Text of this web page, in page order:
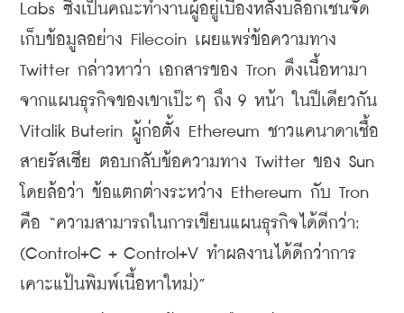
Labs ซึ่งเป็นคณะทำงานผู้อยู่เบื้องหลังบล็อกเชนจัด
เก็บข้อมูลอย่าง Filecoin เผยแพร่ข้อความทาง
Twitter กล่าวหาว่า เอกสารของ Tron ดึงเนื้อหามา
จากแผนธุรกิจของเขาเป๊ะๆ ถึง 9 หน้า ในปีเดียวกัน
Vitalik Buterin ผู้ก่อตั้ง Ethereum ชาวแคนาดาเชื้อ
สายรัสเซีย ตอบกลับข้อความทาง Twitter ของ Sun
โดยล้อว่า ข้อแตกต่างระหว่าง Ethereum กับ Tron
คือ “ความสามารถในการเขียนแผนธุรกิจได้ดีกว่า:
(Control+C + Control+V ทำผลงานได้ดีกว่าการ
เคาะแป้นพิมพ์เนื้อหาใหม่)”